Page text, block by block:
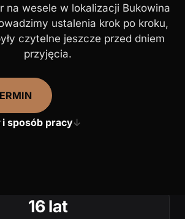
na wesele w lokalizacji Bukowina
ustalenia krok po kroku,
czytelne jeszcze przed dniem
przyjęcia.
i sposób pracy↓
16 lat